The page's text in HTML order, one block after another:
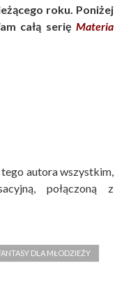
roku. Poniżej
całą serię Materia
autora wszystkim,
połączoną z
DLA MŁODZIEŻY